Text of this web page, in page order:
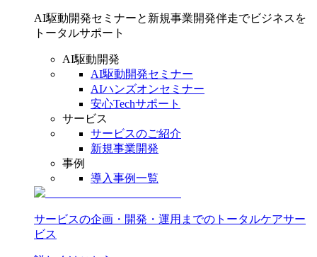
AI駆動開発セミナーと新規事業開発伴走でビジネスを
トータルサポート
AI駆動開発
AI駆動開発セミナー
AIハンズオンセミナー
安心Techサポート
サービス
サービスのご紹介
新規事業開発
事例
導入事例一覧
サービスの企画・開発・運用までのトータルケアサー
ビス